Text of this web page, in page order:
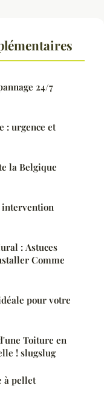
24/7
: urgence et
la Belgique
intervention
: Astuces
Comme
pour votre
Toiture en
! slugslug
à pellet